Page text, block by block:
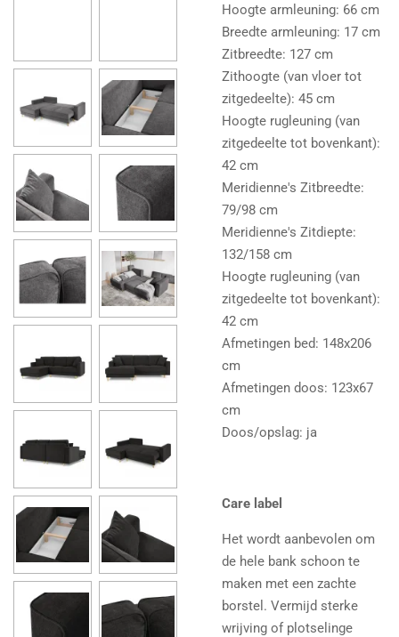
Hoogte armleuning: 66 cm
Breedte armleuning: 17 cm
Zitbreedte: 127 cm
Zithoogte (van vloer tot
zitgedeelte): 45 cm
Hoogte rugleuning (van
zitgedeelte tot bovenkant):
42 cm
Meridienne's Zitbreedte:
79/98 cm
Meridienne's Zitdiepte:
132/158 cm
Hoogte rugleuning (van
zitgedeelte tot bovenkant):
42 cm
Afmetingen bed: 148x206
cm
Afmetingen doos: 123x67
cm
Doos/opslag: ja
Care label
Het wordt aanbevolen om
de hele bank schoon te
maken met een zachte
borstel. Vermijd sterke
wrijving of plotselinge